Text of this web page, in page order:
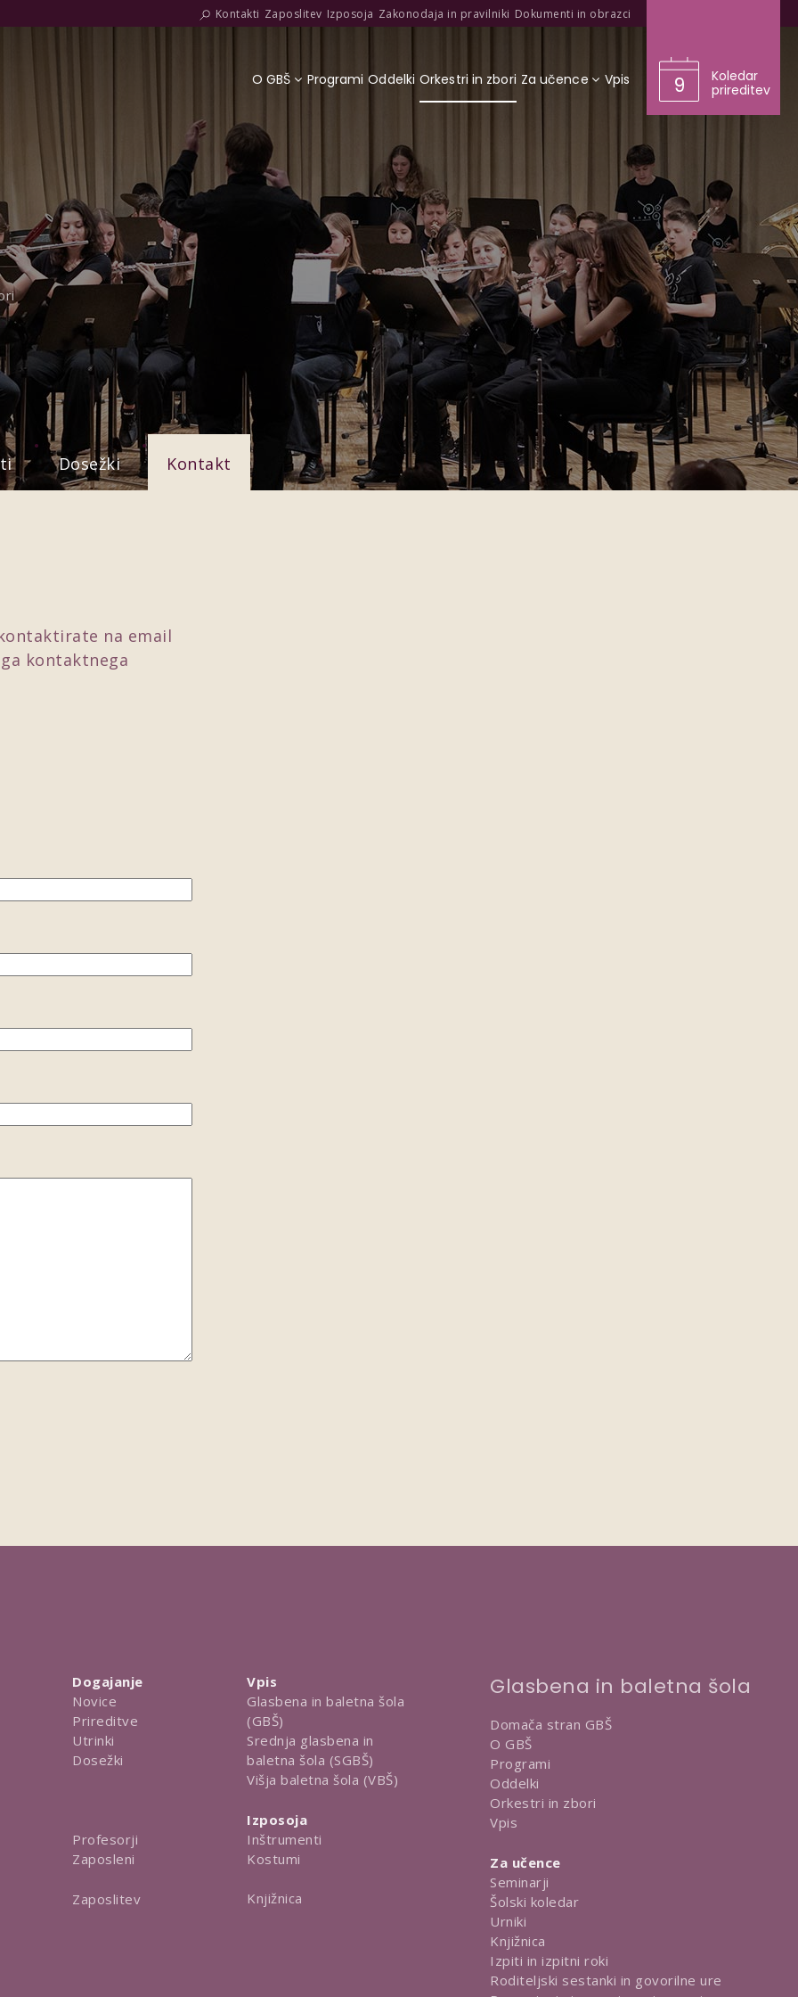
Kontakti Zaposlitev Izposoja Zakonodaja in pravilniki Dokumenti in obrazci
O GBŠ Programi Oddelki Orkestri in zbori Za učence Vpis 9
Koledar
prireditev
Dosežki Kontakt
na email
kontaktnega
Dogajanje
Novice
Prireditve
Utrinki
Dosežki
Profesorji
Zaposleni
Zaposlitev
Vpis
Glasbena in baletna šola
(GBŠ)
Srednja glasbena in
baletna šola (SGBŠ)
Višja baletna šola (VBŠ)
Izposoja
Inštrumenti
Kostumi
Knjižnica
Glasbena in baletna šola
Domača stran GBŠ
O GBŠ
Programi
Oddelki
Orkestri in zbori
Vpis
Za učence
Seminarji
Šolski koledar
Urniki
Knjižnica
Izpiti in izpitni roki
Roditeljski sestanki in govorilne ure